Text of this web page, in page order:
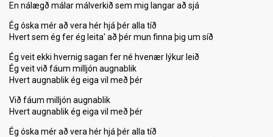
En nálægð málar málverkið sem mig langar að sjá
Ég óska mér að vera hér hjá þér alla tíð
Hvert sem ég fer ég leita' að þér mun finna þig um síð
Ég veit ekki hvernig sagan fer né hvenær lýkur leið
Ég veit við fáum milljón augnablik
Hvert augnablik ég eiga vil með þér
Við fáum milljón augnablik
Hvert augnablik ég eiga vil með þér
Ég óska mér að vera hér hjá þér alla tíð